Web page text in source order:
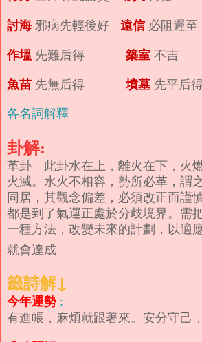
討海 邪病先輕後好 遠信必阻遲至
作塭 先難后得 築室 不吉
魚苗 先無后得墳墓 先平后
各名詞解釋
卦解:
革卦—此卦水在上，離火在下，火
火滅。水火不相容，勢所必革，謂
同居，其觀念偏差，必須改正而謹
都是到了氣運正處於分歧境界。需
一種方法，改變未來的計劃，以適
就會達成。
籤詩解↓
今年運勢 :
有進帳，麻煩就跟著來。安分守己